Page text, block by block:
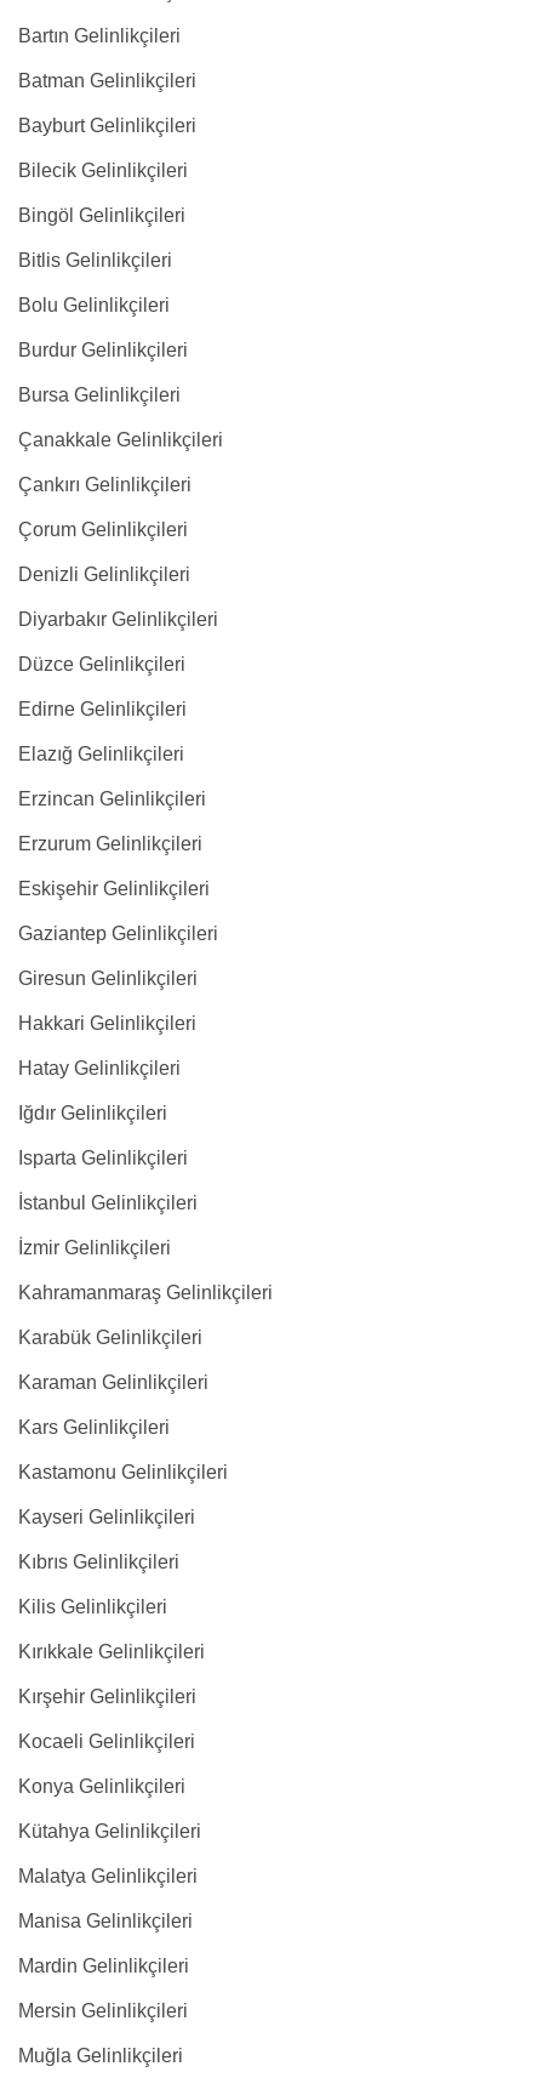
Bartın Gelinlikçileri
Batman Gelinlikçileri
Bayburt Gelinlikçileri
Bilecik Gelinlikçileri
Bingöl Gelinlikçileri
Bitlis Gelinlikçileri
Bolu Gelinlikçileri
Burdur Gelinlikçileri
Bursa Gelinlikçileri
Çanakkale Gelinlikçileri
Çankırı Gelinlikçileri
Çorum Gelinlikçileri
Denizli Gelinlikçileri
Diyarbakır Gelinlikçileri
Düzce Gelinlikçileri
Edirne Gelinlikçileri
Elazığ Gelinlikçileri
Erzincan Gelinlikçileri
Erzurum Gelinlikçileri
Eskişehir Gelinlikçileri
Gaziantep Gelinlikçileri
Giresun Gelinlikçileri
Hakkari Gelinlikçileri
Hatay Gelinlikçileri
Iğdır Gelinlikçileri
Isparta Gelinlikçileri
İstanbul Gelinlikçileri
İzmir Gelinlikçileri
Kahramanmaraş Gelinlikçileri
Karabük Gelinlikçileri
Karaman Gelinlikçileri
Kars Gelinlikçileri
Kastamonu Gelinlikçileri
Kayseri Gelinlikçileri
Kıbrıs Gelinlikçileri
Kilis Gelinlikçileri
Kırıkkale Gelinlikçileri
Kırşehir Gelinlikçileri
Kocaeli Gelinlikçileri
Konya Gelinlikçileri
Kütahya Gelinlikçileri
Malatya Gelinlikçileri
Manisa Gelinlikçileri
Mardin Gelinlikçileri
Mersin Gelinlikçileri
Muğla Gelinlikçileri